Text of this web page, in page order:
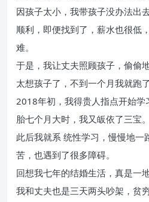
因孩子太小，我带孩子没办法出
顺利，即便找到了，薪水也很低
难。
于是，我让丈夫照顾孩子，偷偷
太想孩子了，不到一个月我就跑了
2018年初，我得贵人指点开始
胎七个月大时，我又皈依了三宝。
此后我就系 统性学习，慢慢地
苦，也遇到了很多障碍。
回想我七年的结婚生活，真是一
我和丈夫也是三天两头吵架，贫